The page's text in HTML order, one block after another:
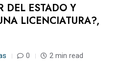
DEL ESTADO Y
LICENCIATURA?,
0 2 min read